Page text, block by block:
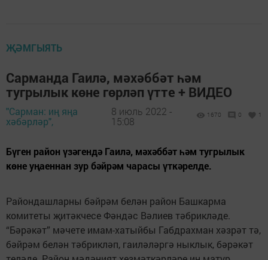
ҖӘМГЫЯТЬ
Сарманда Гаилә, мәхәббәт һәм
тугрылык көне гөрләп үтте + ВИДЕО
"Сарман: иң яңа
хәбәрләр",
8 июль 2022 -
15:08
1670 0 1
Бүген район үзәгендә Гаилә, мәхәббәт һәм тугрылык
көне уңаеннан зур бәйрәм чарасы үткәрелде.
Райондашларны бәйрәм белән район Башкарма
комитеты җитәкчесе Фәндәс Вәлиев тәбрикләде.
“Бәрәкәт” мәчете имам-хатыйбы Габдрахман хәзрәт тә,
бәйрәм белән тәбрикләп, гаиләләргә ныклык, бәрәкәт